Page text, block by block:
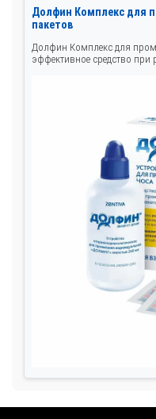
Долфин Комплекс для
пакетов
Долфин Комплекс для
эффективное средство при